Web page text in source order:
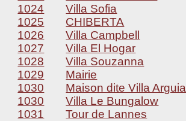
1024
Villa Sofia
1025
CHIBERTA
1026
Villa Campbell
1027
Villa El Hogar
1028
Villa Souzanna
1029
Mairie
1030
Maison dite Villa Arguia
1030
Villa Le Bungalow
1031
Tour de Lannes